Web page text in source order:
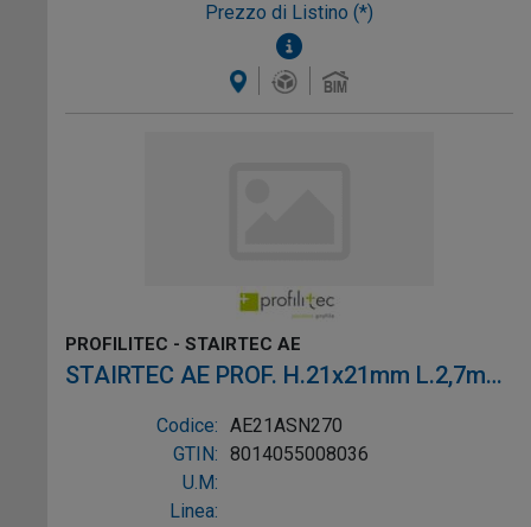
Prezzo di Listino (*)
PROFILITEC - STAIRTEC AE
STAIRTEC AE PROF. H.21x21mm L.2,7m
ALL. ARG.
Codice: AE21ASN270
GTIN: 8014055008036
U.M:
Linea: